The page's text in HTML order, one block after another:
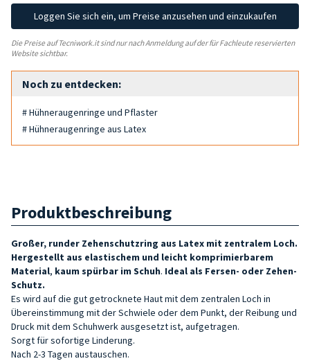
Loggen Sie sich ein, um Preise anzusehen und einzukaufen
Die Preise auf Tecniwork.it sind nur nach Anmeldung auf der für Fachleute reservierten
Website sichtbar.
Noch zu entdecken:
# Hühneraugenringe und Pflaster
# Hühneraugenringe aus Latex
Produktbeschreibung
Großer, runder Zehenschutzring aus Latex mit zentralem Loch.
Hergestellt aus elastischem und leicht komprimierbarem
Material, kaum spürbar im Schuh. Ideal als Fersen- oder Zehen-
Schutz.
Es wird auf die gut getrocknete Haut mit dem zentralen Loch in
Übereinstimmung mit der Schwiele oder dem Punkt, der Reibung und
Druck mit dem Schuhwerk ausgesetzt ist, aufgetragen.
Sorgt für sofortige Linderung.
Nach 2-3 Tagen austauschen.